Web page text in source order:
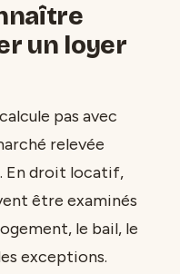
un loyer
pas avec
relevée
En droit locatif,
être examinés
le bail, le
exceptions.